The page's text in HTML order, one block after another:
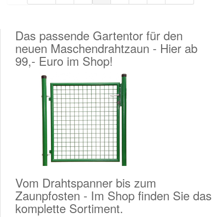
Das passende Gartentor für den
neuen Maschendrahtzaun - Hier ab
99,- Euro im Shop!
Vom Drahtspanner bis zum
Zaunpfosten - Im Shop finden Sie das
komplette Sortiment.